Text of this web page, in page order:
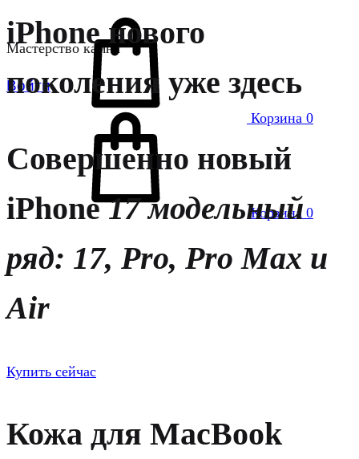
Мастерство камня
Войти
Корзина 0
Корзина 0
iPhone нового
поколения уже здесь
Совершенно новый
iPhone17 модельный
ряд: 17, Pro, Pro Max и
Air
Купить сейчас
Кожа для MacBook